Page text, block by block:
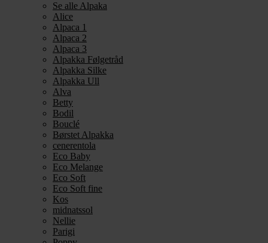
Se alle Alpaka
Alice
Alpaca 1
Alpaca 2
Alpaca 3
Alpakka Følgetråd
Alpakka Silke
Alpakka Ull
Alva
Betty
Bodil
Bouclé
Børstet Alpakka
cenerentola
Eco Baby
Eco Melange
Eco Soft
Eco Soft fine
Kos
midnatssol
Nellie
Parigi